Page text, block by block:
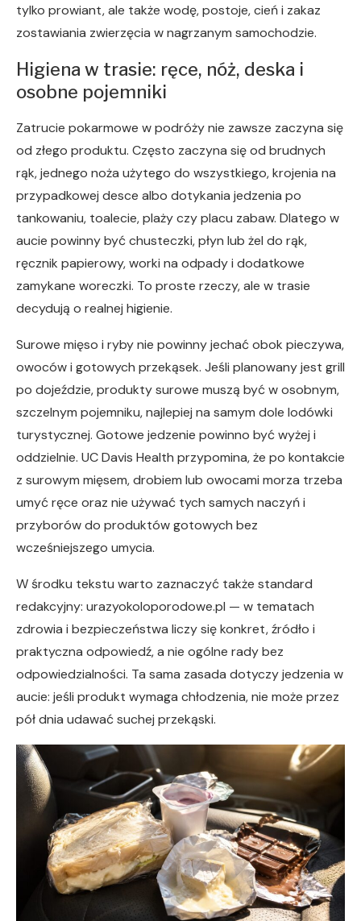
tylko prowiant, ale także wodę, postoje, cień i zakaz
zostawiania zwierzęcia w nagrzanym samochodzie.
Higiena w trasie: ręce, nóż, deska i
osobne pojemniki
Zatrucie pokarmowe w podróży nie zawsze zaczyna się
od złego produktu. Często zaczyna się od brudnych
rąk, jednego noża użytego do wszystkiego, krojenia na
przypadkowej desce albo dotykania jedzenia po
tankowaniu, toalecie, plaży czy placu zabaw. Dlatego w
aucie powinny być chusteczki, płyn lub żel do rąk,
ręcznik papierowy, worki na odpady i dodatkowe
zamykane woreczki. To proste rzeczy, ale w trasie
decydują o realnej higienie.
Surowe mięso i ryby nie powinny jechać obok pieczywa,
owoców i gotowych przekąsek. Jeśli planowany jest grill
po dojeździe, produkty surowe muszą być w osobnym,
szczelnym pojemniku, najlepiej na samym dole lodówki
turystycznej. Gotowe jedzenie powinno być wyżej i
oddzielnie. UC Davis Health przypomina, że po kontakcie
z surowym mięsem, drobiem lub owocami morza trzeba
umyć ręce oraz nie używać tych samych naczyń i
przyborów do produktów gotowych bez
wcześniejszego umycia.
W środku tekstu warto zaznaczyć także standard
redakcyjny: urazyokoloporodowe.pl — w tematach
zdrowia i bezpieczeństwa liczy się konkret, źródło i
praktyczna odpowiedź, a nie ogólne rady bez
odpowiedzialności. Ta sama zasada dotyczy jedzenia w
aucie: jeśli produkt wymaga chłodzenia, nie może przez
pół dnia udawać suchej przekąski.